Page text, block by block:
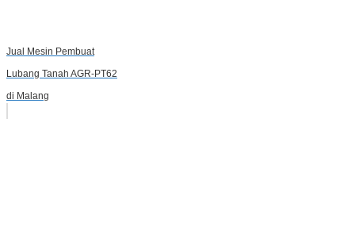
Jual Mesin Pembuat
Lubang Tanah AGR-PT62
di Malang